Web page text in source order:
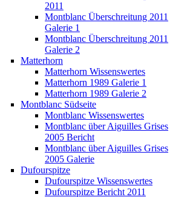
2011
Montblanc Überschreitung 2011
Galerie 1
Montblanc Überschreitung 2011
Galerie 2
Matterhorn
Matterhorn Wissenswertes
Matterhorn 1989 Galerie 1
Matterhorn 1989 Galerie 2
Montblanc Südseite
Montblanc Wissenswertes
Montblanc über Aiguilles Grises
2005 Bericht
Montblanc über Aiguilles Grises
2005 Galerie
Dufourspitze
Dufourspitze Wissenswertes
Dufourspitze Bericht 2011